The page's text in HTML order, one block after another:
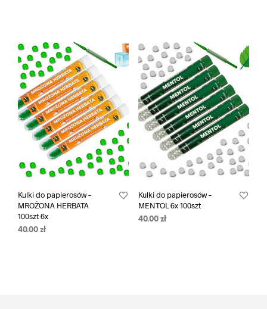
Kulki do papierosów –
MROŻONA HERBATA
100szt 6x
40.00 zł
Kulki do papierosów –
MENTOL 6x 100szt
40.00 zł